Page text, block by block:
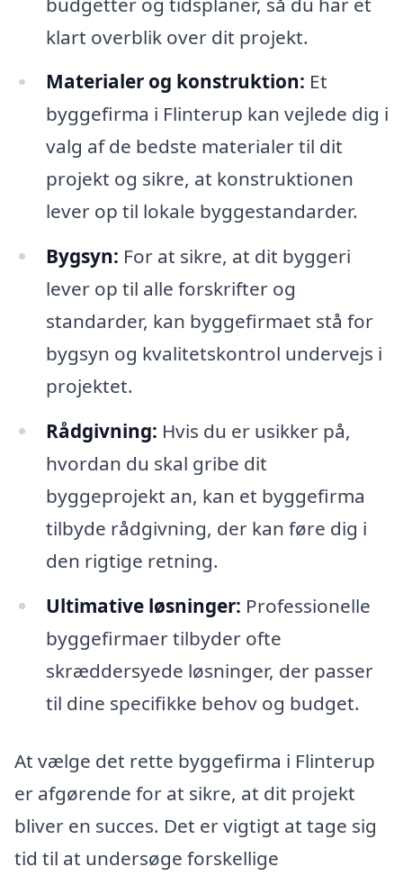
klart overblik over dit projekt.
Materialer og konstruktion: Et
byggefirma i Flinterup kan vejlede dig i
valg af de bedste materialer til dit
projekt og sikre, at konstruktionen
lever op til lokale byggestandarder.
Bygsyn: For at sikre, at dit byggeri
lever op til alle forskrifter og
standarder, kan byggefirmaet stå for
bygsyn og kvalitetskontrol undervejs i
projektet.
Rådgivning: Hvis du er usikker på,
hvordan du skal gribe dit
byggeprojekt an, kan et byggefirma
tilbyde rådgivning, der kan føre dig i
den rigtige retning.
Ultimative løsninger: Professionelle
byggefirmaer tilbyder ofte
skræddersyede løsninger, der passer
til dine specifikke behov og budget.
At vælge det rette byggefirma i Flinterup
er afgørende for at sikre, at dit projekt
bliver en succes. Det er vigtigt at tage sig
tid til at undersøge forskellige